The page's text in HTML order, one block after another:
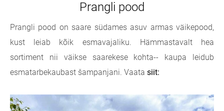
Prangli pood
Prangli pood on saare südames asuv armas väikepood,
kust leiab kõik esmavajaliku. Hämmastavalt hea
sortiment nii väikse saarekese kohta-- kaupa leidub
esmatarbekaubast šampanjani. Vaata siit: